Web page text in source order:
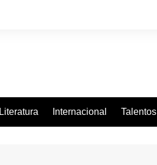
Literatura Internacional Talentos